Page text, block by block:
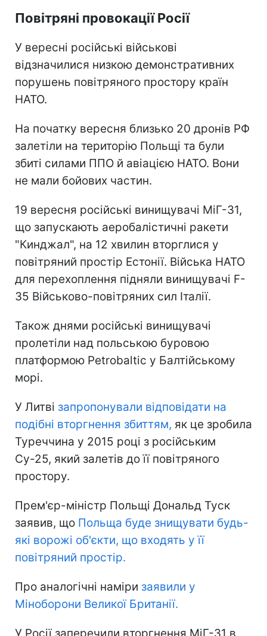
Повітряні провокації Росії
У вересні російські військові
відзначилися низкою демонстративних
порушень повітряного простору країн
НАТО.
На початку вересня близько 20 дронів РФ
залетіли на територію Польщі та були
збиті силами ППО й авіацією НАТО. Вони
не мали бойових частин.
19 вересня російські винищувачі МіГ-31,
що запускають аеробалістичні ракети
"Кинджал", на 12 хвилин вторглися у
повітряний простір Естонії. Війська НАТО
для перехоплення підняли винищувачі F-
35 Військово-повітряних сил Італії.
Також днями російські винищувачі
пролетіли над польською буровою
платформою Petrobaltic у Балтійському
морі.
У Литві запропонували відповідати на
подібні вторгнення збиттям, як це зробила
Туреччина у 2015 році з російським
Су-25, який залетів до її повітряного
простору.
Прем'єр-міністр Польщі Дональд Туск
заявив, що Польща буде знищувати будь-
які ворожі об'єкти, що входять у її
повітряний простір.
Про аналогічні наміри заявили у
Міноборони Великої Британії.
У Росії заперечили вторгнення МіГ-31 в